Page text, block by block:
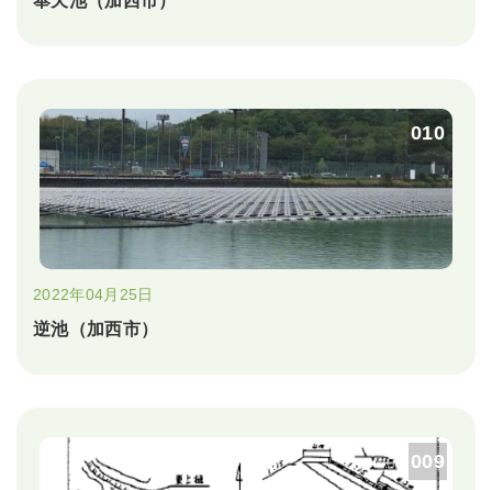
010
2022年04月25日
逆池（加西市）
009